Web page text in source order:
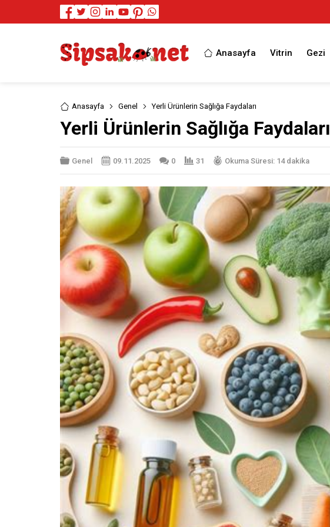
Anasayfa Vitrin Gezi
Anasayfa Genel Yerli Ürünlerin Sağlığa Faydaları
Yerli Ürünlerin Sağlığa Faydaları
Genel 09.11.2025 0 31 Okuma Süresi: 14 dakika